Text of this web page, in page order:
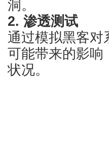
洞。
2. 渗透测试
通过模拟黑客对
可能带来的影响
状况。